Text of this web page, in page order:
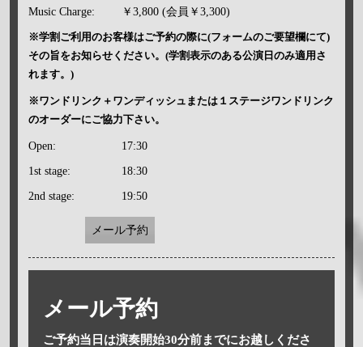
Music Charge: ￥3,800 (会員￥3,300)
※学割ご利用のお客様はご予約の際に(フォームのご要望欄にて)
その旨をお知らせください。(学割表示のある公演日のみ適用さ
れます。)
※ワンドリンク＋ワンディッシュまたは１ステージワンドリンク
のオーダーにご協力下さい。
Open: 17:30
1st stage: 18:30
2nd stage: 19:50
メール予約
メール予約
ご予約当日は演奏開始30分前までにお越しくださ